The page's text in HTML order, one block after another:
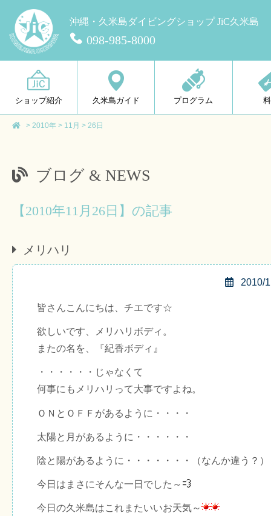
沖縄・久米島ダイビングショップ JiC久米島
098-985-8000
ショップ紹介 久米島ガイド プログラム
> 2010年 > 11月 > 26日
ブログ & NEWS
【2010年11月26日】の記事
メリハリ
2010/
皆さんこんにちは、チエです☆
欲しいです、メリハリボディ。
またの名を、『紀香ボディ』
・・・・・・じゃなくて
何事にもメリハリって大事ですよね。
ＯＮとＯＦＦがあるように・・・・
太陽と月があるように・・・・・・
陰と陽があるように・・・・・・・（なんか違う？）
今日はまさにそんな一日でした～
今日の久米島はこれまたいいお天気～